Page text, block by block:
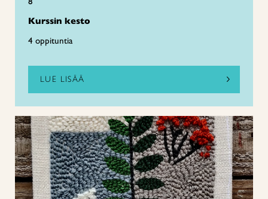
Kurssin kesto
4 oppituntia
LUE LISÄÄ